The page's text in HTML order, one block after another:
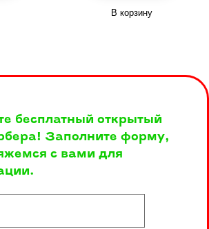
В корзину
бесплатный открытый
Заполните форму,
с вами для